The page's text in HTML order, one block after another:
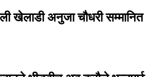
खेलाडी अनुजा चौधरी सम्मानित